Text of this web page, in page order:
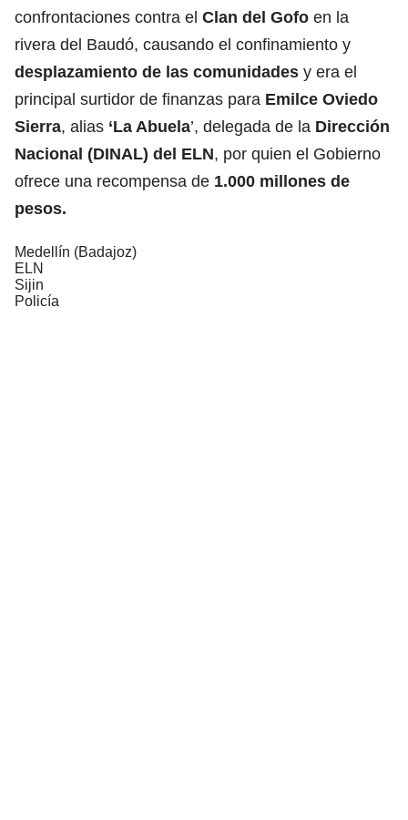
confrontaciones contra el Clan del Gofo en la
rivera del Baudó, causando el confinamiento y
desplazamiento de las comunidades y era el
principal surtidor de finanzas para Emilce Oviedo
Sierra, alias ‘La Abuela’, delegada de la Dirección
Nacional (DINAL) del ELN, por quien el Gobierno
ofrece una recompensa de 1.000 millones de
pesos.
Medellín (Badajoz)
ELN
Sijin
Policía